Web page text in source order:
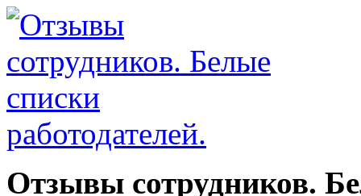
Отзывы сотрудников.